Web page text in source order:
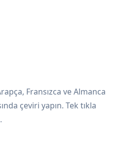
Fransızca ve Almanca
çeviri yapın. Tek tıkla